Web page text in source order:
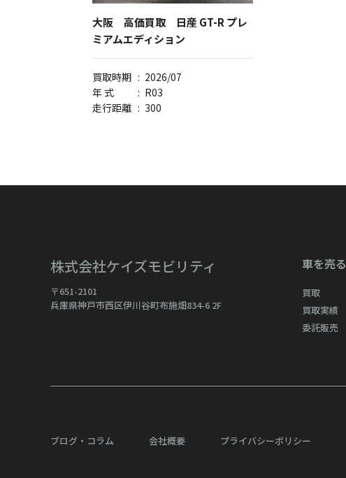
大阪 高価買取 日産 GT-R プレ
ミアムエディション
買取時期 : 2026/07
年 式
: R03
走行距離 : 300
株式会社ケイズモビリティ
〒651-2101
兵庫県神戸市西区伊川谷町布施畑834-6 2F
車を売る
買取
買取実績
委託販売
ブログ・コラム 会社概要 プライバシーポリシー